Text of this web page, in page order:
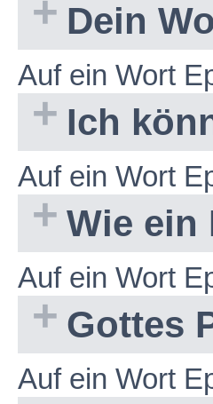
Dein
Auf ein Wort
Ich
Auf ein Wort
Wie ein
Auf ein Wort
Gottes
Auf ein Wort